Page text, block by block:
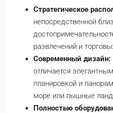
Стратегическое
непосредственной
развлечений и
Современный дизайн:
отличается
планировкой и
море или пышные
Полностью